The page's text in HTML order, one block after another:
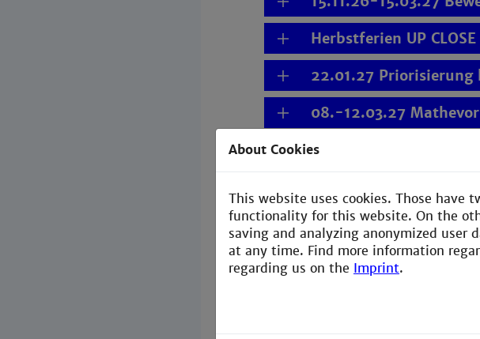
Herbstferien UP
22.01.27 Priorisierung
08.-12.03.27
15.03.27 Studienstart
Für
Studienstart 20.09.27
15.05.-15.07.27
15.05.-19.09.27
About Cookies
This website uses cookies. Those have
functionality for this website. On the
saving and analyzing anonymized user
at any time. Find more information
regarding us on the Imprint.